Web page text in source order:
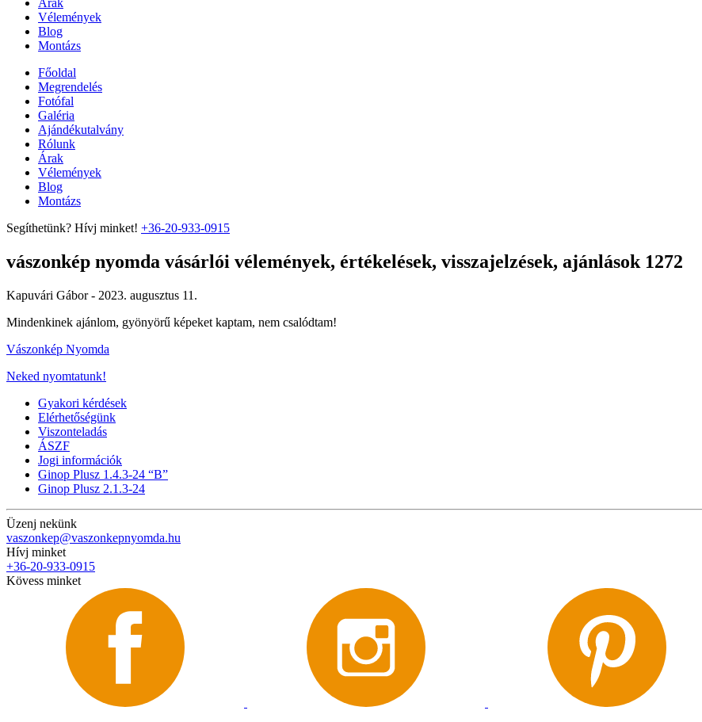
Árak
Vélemények
Blog
Montázs
Főoldal
Megrendelés
Fotófal
Galéria
Ajándékutalvány
Rólunk
Árak
Vélemények
Blog
Montázs
Segíthetünk? Hívj minket! +36-20-933-0915
vászonkép nyomda vásárlói vélemények, értékelések, visszajelzések, ajánlások 1272
Kapuvári Gábor - 2023. augusztus 11.
Mindenkinek ajánlom, gyönyörű képeket kaptam, nem csalódtam!
Vászonkép Nyomda
Neked nyomtatunk!
Gyakori kérdések
Elérhetőségünk
Viszonteladás
ÁSZF
Jogi információk
Ginop Plusz 1.4.3-24 “B”
Ginop Plusz 2.1.3-24
Üzenj nekünk
vaszonkep@vaszonkepnyomda.hu
Hívj minket
+36-20-933-0915
Kövess minket